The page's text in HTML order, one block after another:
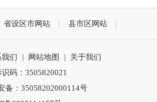
省设区市网站 县市区网站
们 | 网站地图 | 关于我们
码：3505820021
备：35058202000114号